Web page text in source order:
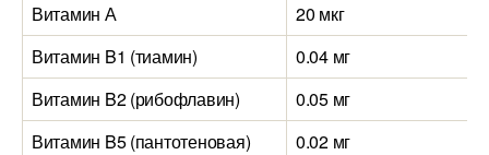
Витамин А
20 мкг
Витамин B1 (тиамин)
0.04 мг
Витамин B2 (рибофлавин)
0.05 мг
Витамин B5 (пантотеновая)
0.02 мг